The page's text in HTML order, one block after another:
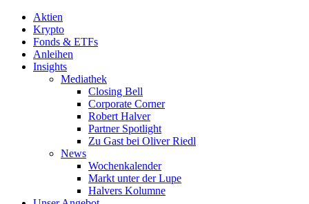
Aktien
Krypto
Fonds & ETFs
Anleihen
Insights
Mediathek
Closing Bell
Corporate Corner
Robert Halver
Partner Spotlight
Zu Gast bei Oliver Riedl
News
Wochenkalender
Markt unter der Lupe
Halvers Kolumne